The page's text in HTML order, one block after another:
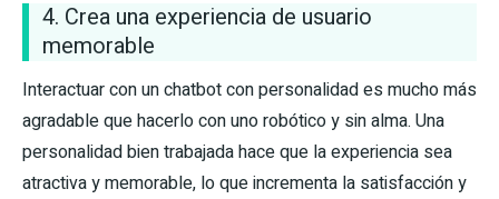
4. Crea una experiencia de usuario
memorable
Interactuar con un chatbot con personalidad es mucho más
agradable que hacerlo con uno robótico y sin alma. Una
personalidad bien trabajada hace que la experiencia sea
atractiva y memorable, lo que incrementa la satisfacción y